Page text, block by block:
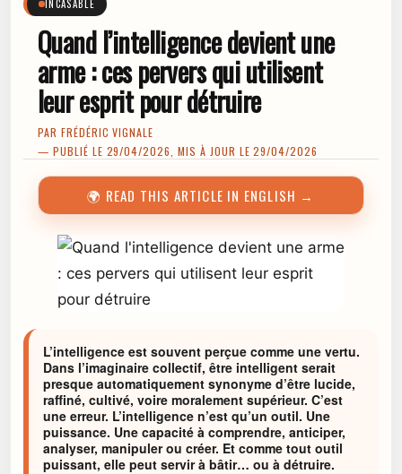
INCASABLE
Quand l’intelligence devient une
arme : ces pervers qui utilisent
leur esprit pour détruire
PAR FRÉDÉRIC VIGNALE
— PUBLIÉ LE 29/04/2026, MIS À JOUR LE 29/04/2026
🌍 READ THIS ARTICLE IN ENGLISH →
L’intelligence est souvent perçue comme une vertu.
Dans l’imaginaire collectif, être intelligent serait
presque automatiquement synonyme d’être lucide,
raffiné, cultivé, voire moralement supérieur. C’est
une erreur. L’intelligence n’est qu’un outil. Une
puissance. Une capacité à comprendre, anticiper,
analyser, manipuler ou créer. Et comme tout outil
puissant, elle peut servir à bâtir… ou à détruire.